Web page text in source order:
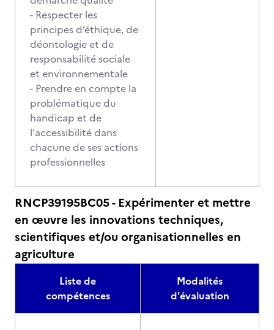
- Respecter les
principes d’éthique, de
déontologie et de
responsabilité sociale
et environnementale
- Prendre en compte la
problématique du
handicap et de
l'accessibilité dans
chacune de ses actions
professionnelles
RNCP39195BC05 - Expérimenter et mettre
en œuvre les innovations techniques,
scientifiques et/ou organisationnelles en
agriculture
Liste de
compétences
Modalités
d'évaluation